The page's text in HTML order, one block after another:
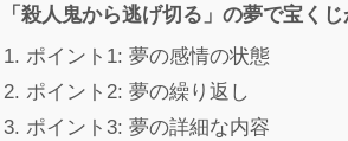
「殺人鬼から逃げ切る」の夢で宝く
ポイント1: 夢の感情の状態
ポイント2: 夢の繰り返し
ポイント3: 夢の詳細な内容